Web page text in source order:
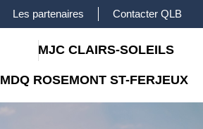
Les partenaires Contacter QLB
MJC CLAIRS-SOLEILS
MDQ ROSEMONT ST-FERJEUX